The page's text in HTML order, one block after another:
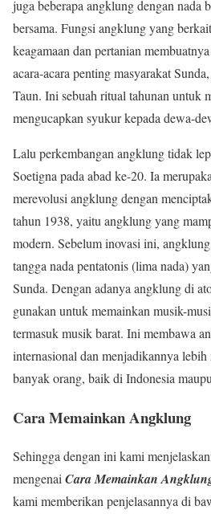
juga beberapa angklung dengan nada
bersama. Fungsi angklung yang
keagamaan dan pertanian
acara-acara penting masyarakat
Taun. Ini sebuah ritual tahunan untuk
mengucapkan syukur kepada dewa-
Lalu perkembangan angklung tidak
Soetigna pada abad ke-20. Ia
merevolusi angklung dengan
tahun 1938, yaitu angklung yang
modern. Sebelum inovasi ini,
tangga nada pentatonis (lima nada)
Sunda. Dengan adanya angklung di
gunakan untuk memainkan musik-
termasuk musik barat. Ini membawa
internasional dan menjadikannya lebih
banyak orang, baik di Indonesia
Cara Memainkan Angklung
Sehingga dengan ini kami
mengenaiCara Memainkan
kami memberikan penjelasannya di